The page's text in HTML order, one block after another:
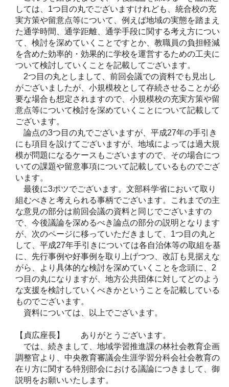
しては、1つ目の丸でございますけれども、統合校の充
実方策や留意点等について、例えば地域の実態を踏まえ
た通学時間、通学距離、通学手段に関する考え方につい
て、検討を深めていくことですとか、教職員の負担軽減
を含めた効率的・効果的に学校を運営するための工夫に
ついて検討していくことを記載してございます。
2つ目の丸としまして、前回会議での資料でも見出し
がございましたが、小規模校として存続させることが必
要な場合も想定されますので、小規模校の充実方策や留
意点等について検討を深めていくことについて記載して
ございます。
論点の3つ目の丸でございますが、平成27年の手引き
にも項目を設けてございますが、地域によっては過大規
模が問題になるケースもございますので、その場合につ
いての課題や留意事項について記載しているものでござ
います。
最後に3ポツでございます。文部科学省において取り
組むべきと考えられる事柄でございます。これまでの主
な意見の部分は前回会議の資料と同じでございますの
で、今後議論を深めるべき論点の部分の説明となります
が、次のページに移っていただきまして、1つ目の丸と
して、平成27年手引きについては各自治体等の取組を基
に、先行事例や好事例を取り上げつつ、改訂も見据えな
がら、より具体的な検討を深めていくことを念頭に、2
つ目の丸になりますが、地方公共団体に対してどのよう
な支援を検討していくべきかということを記載している
ものでございます。
資料については、以上でございます。
【貞広座長】 ありがとうございます。
では、続きまして、地域学習推進課の林社会教育企画
調整官より、中央教育審議会生涯学習分科会社会教育の
在り方に関する特別部会における議論につきまして、御
説明をお願いいたします。